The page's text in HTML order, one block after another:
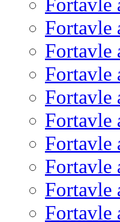
Fortavle
Fortavle
Fortavle
Fortavle
Fortavle
Fortavle
Fortavle
Fortavle
Fortavle